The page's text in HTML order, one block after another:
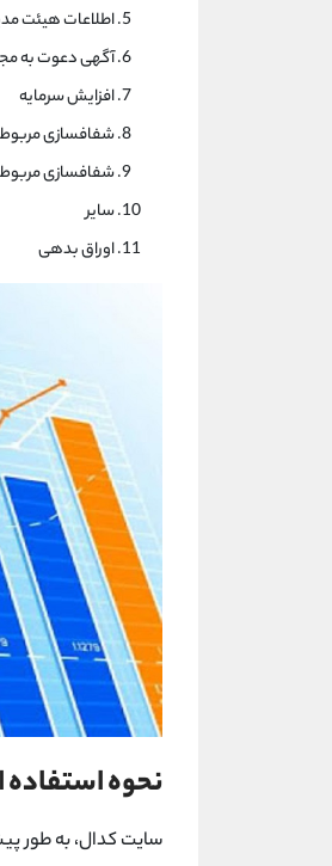
اطلاعات هیئت
آگهی دعوت به
افزایش سرمایه
شفافسازی
شفافسازی
سایر
اوراق بدهی
نحوه
سایت کدال، به طور